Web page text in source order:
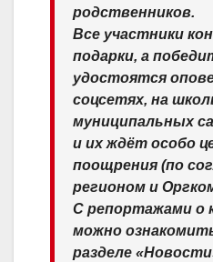
родственников.
Все участники
подарки, а
удостоятся
соцсетях, на
муниципальных
и их ждёт особо
поощрения (по
регионом и
С репортажами о
можно
разделе